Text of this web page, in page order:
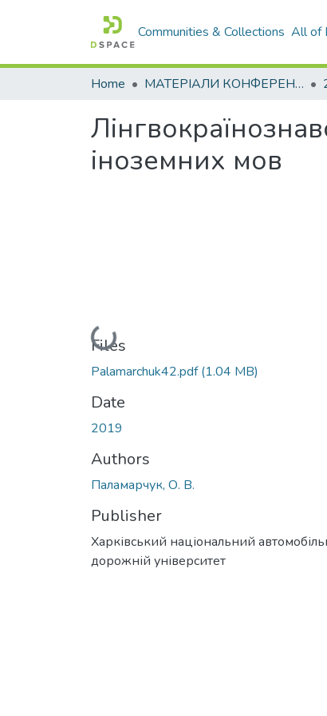
Communities & Collections All of
Home МАТЕРІАЛИ КОНФЕРЕНЦІЙ
іноземних мов
Loading...
Files
Palamarchuk42.pdf(1.04 MB)
Date
2019
Authors
Паламарчук, О. В.
Publisher
Харківський національний
дорожній університет